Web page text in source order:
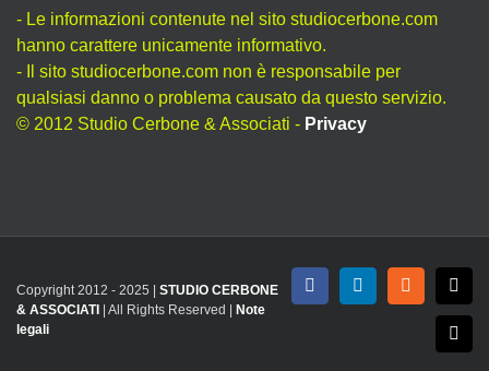
- Le informazioni contenute nel sito studiocerbone.com
hanno carattere unicamente informativo.
- Il sito studiocerbone.com non è responsabile per
qualsiasi danno o problema causato da questo servizio.
© 2012 Studio Cerbone & Associati - Privacy
Copyright 2012 - 2025 | STUDIO CERBONE
& ASSOCIATI | All Rights Reserved | Note
legali
FacebookLinkedInRss X